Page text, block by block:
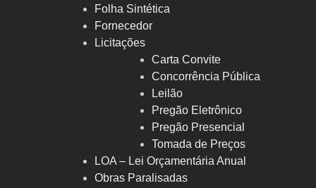
Folha Sintética
Fornecedor
Licitações
Carta Convite
Concorrência Pública
Leilão
Pregão Eletrônico
Pregão Presencial
Tomada de Preços
LOA – Lei Orçamentária Anual
Obras Paralisadas